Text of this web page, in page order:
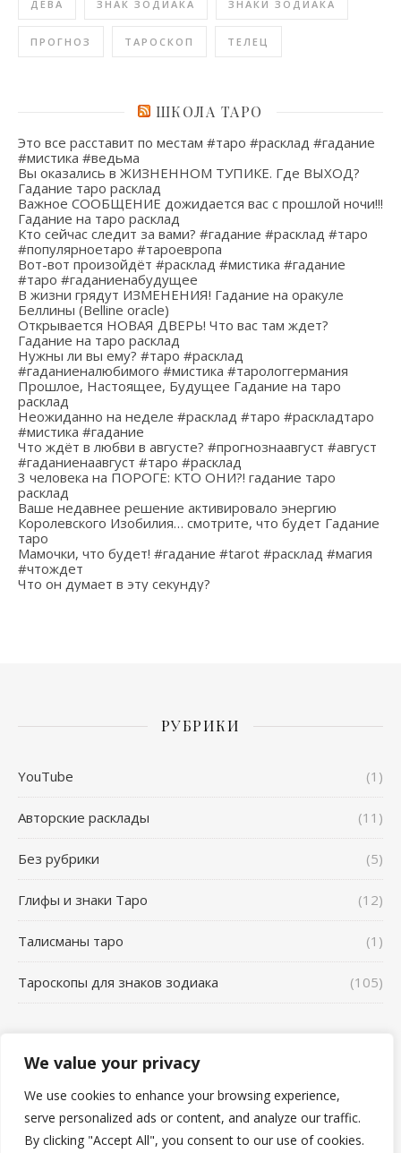
We value your privacy
We use cookies to enhance your browsing experience,
serve personalized ads or content, and analyze our traffic.
By clicking "Accept All", you consent to our use of cookies.
ДЕВА ЗНАК ЗОДИАКА ЗНАКИ ЗОДИАКА
ПРОГНОЗ ТАРОСКОП ТЕЛЕЦ
ШКОЛА ТАРО
Это все расставит по местам #таро #расклад #гадание
#мистика #ведьма
Вы оказались в ЖИЗНЕННОМ ТУПИКЕ. Где ВЫХОД?
Гадание таро расклад
Важное СООБЩЕНИЕ дожидается вас с прошлой ночи!!!
Гадание на таро расклад
Кто сейчас следит за вами? #гадание #расклад #таро
#популярноетаро #тароевропа
Вот-вот произойдёт #расклад #мистика #гадание
#таро #гаданиенабудущее
В жизни грядут ИЗМЕНЕНИЯ! Гадание на оракуле
Беллины (Belline oracle)
Открывается НОВАЯ ДВЕРЬ! Что вас там ждет?
Гадание на таро расклад
Нужны ли вы ему? #таро #расклад
#гаданиеналюбимого #мистика #тарологгермания
Прошлое, Настоящее, Будущее Гадание на таро
расклад
Неожиданно на неделе #расклад #таро #раскладтаро
#мистика #гадание
Что ждёт в любви в августе? #прогнознаавгуст #август
#гаданиенаавгуст #таро #расклад
3 человека на ПОРОГЕ: КТО ОНИ?! гадание таро
расклад
Ваше недавнее решение активировало энергию
Королевского Изобилия… смотрите, что будет Гадание
таро
Мамочки, что будет! #гадание #tarot #расклад #магия
#чтождет
Что он думает в эту секунду?
РУБРИКИ
YouTube (1)
Авторские расклады (11)
Без рубрики (5)
Глифы и знаки Таро (12)
Талисманы таро (1)
Тароскопы для знаков зодиака (105)
Школа Таро AL_VN - 2026 ©
Главная YouTube Сонник
Отзывы о работе Таролога Карина Захарова Школа таро
AL_VN Альвиен
Авторские расклады Тароскопы для знаков зодиака
Глифы и знаки Таро Талисманы таро Разбор ритуалов таро